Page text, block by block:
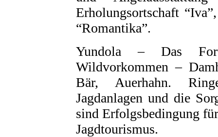
Erholungsortschaft
“Romantika”.
Yundola – Das
Wildvorkommen –
Bär, Auerhahn.
Jagdanlagen und die
sind Erfolgsbedingung
Jagdtourismus.